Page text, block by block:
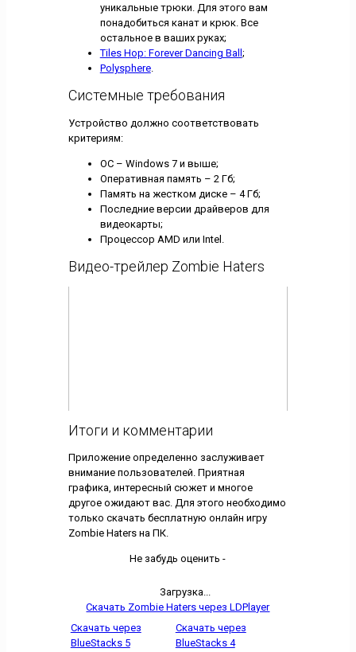
уникальные трюки. Для этого вам
понадобиться канат и крюк. Все
остальное в ваших руках;
Tiles Hop: Forever Dancing Ball ;
Polysphere.
Системные требования
Устройство должно соответствовать
критериям:
ОС – Windows 7 и выше;
Оперативная память – 2 Гб;
Память на жестком диске – 4 Гб;
Последние версии драйверов для
видеокарты;
Процессор AMD или Intel.
Видео-трейлер Zombie Haters
Итоги и комментарии
Приложение определенно заслуживает
внимание пользователей. Приятная
графика, интересный сюжет и многое
другое ожидают вас. Для этого необходимо
только скачать бесплатную онлайн игру
Zombie Haters на ПК.
Не забудь оценить -
Загрузка...
Скачать Zombie Haters через LDPlayer
Скачать через
BlueStacks 5
Скачать через
BlueStacks 4